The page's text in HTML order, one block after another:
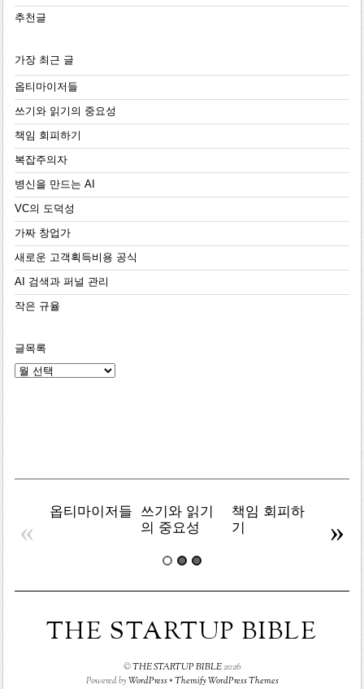
추천글
가장 최근 글
옵티마이저들
쓰기와 읽기의 중요성
책임 회피하기
복잡주의자
병신을 만드는 AI
VC의 도덕성
가짜 창업가
새로운 고객획득비용 공식
AI 검색과 퍼널 관리
작은 규율
글목록
글
옵티마이저들
쓰기와 읽기
의 중요성
책임 회피하
기
« »
THE STARTUP BIBLE
©THE STARTUP BIBLE2026
Powered byWordPress•Themify WordPress Themes